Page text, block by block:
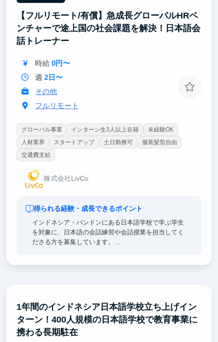
学生のうちから、マーケティング・クリエイティブ・
事業成長を一気通貫で学べる環境です。
ぜひ一緒にマーケティングの世界を楽しみましょう。
【フルリモート/有償】急成長グローバルHRベ
ンチャーで途上国の社会課題を解決！日本語会
話トレーナー
時給 0円〜
週 2日〜
その他
フルリモート
グローバル事業 インターン生3人以上在籍
未経験OK
人材業界
スタートアップ 土日勤務可
服装髪型自由
交通費支給
株式会社LivCo
得られる経験・成長できるポイント
インドネシア・バンドンにある日本語学校で学ぶ学生
を対象に、日本語の会話練習や会話授業を担当してく
ださる方を募集しています。
日本語を通じて、夢に向かって頑張るインドネシアの
若者を応援しませんか？
1年間のインドネシア日本語学校立ち上げイン
ターン！400人規模の日本語学校で教育事業に
携わる長期駐在